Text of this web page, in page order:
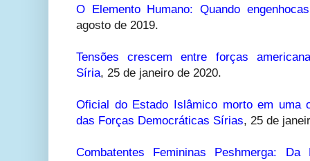
O Elemento Humano: Quando
agosto de 2019.
Tensões crescem entre forças
Síria, 25 de janeiro de 2020.
Oficial do Estado Islâmico morto em uma
das Forças Democráticas Sírias, 25 de
Combatentes Femininas Peshmerga: